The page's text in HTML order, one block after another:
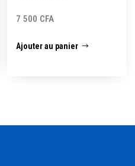
7 500 CFA
Ajouter au panier